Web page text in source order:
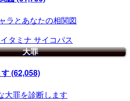
ラとあなたの相関図
タミナ サイコパス
大罪
(62,058)
大罪を診断します